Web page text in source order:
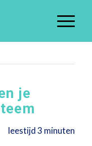
je
leestijd 3 minuten